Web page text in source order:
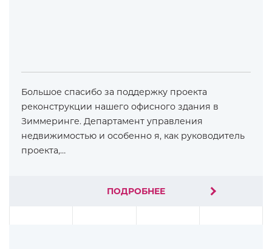
Большое спасибо за поддержку проекта
реконструкции нашего офисного здания в
Зиммеринге. Департамент управления
недвижимостью и особенно я, как руководитель
проекта,…
ПОДРОБНЕЕ